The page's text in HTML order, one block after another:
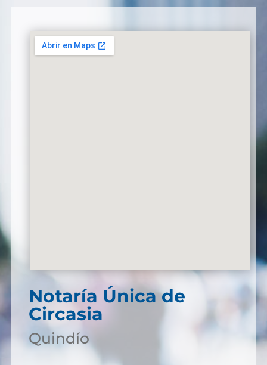
Notaría Única de
Circasia
Quindío